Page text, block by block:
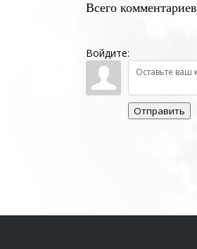
Всего комментариев
Войдите:
Отправить